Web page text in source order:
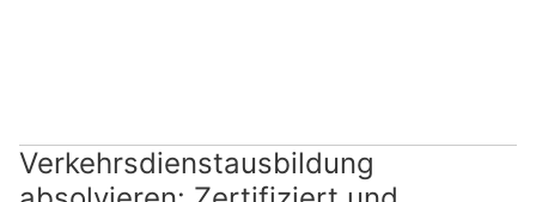
Verkehrsdienstausbildung